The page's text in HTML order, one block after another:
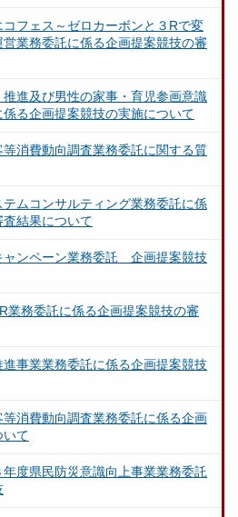
コフェス～ゼロカーボンと３Rで変
業務委託に係る企画提案競技の審
推進及び男性の家事・育児参画意識
る企画提案競技の実施について
消費動向調査業務委託に関する質
ムコンサルティング業務委託に係
結果について
ャンペーン業務委託 企画提案競技
業務委託に係る企画提案競技の審
事業業務委託に係る企画提案競技
消費動向調査業務委託に係る企画
いて
年度県民防災意識向上事業業務委託